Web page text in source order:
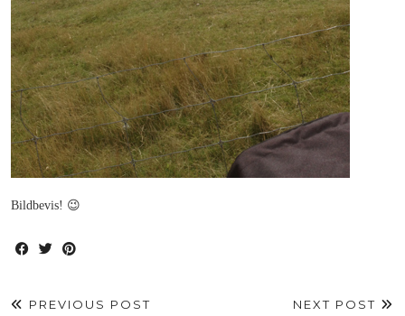
Bildbevis! 😉
PREVIOUS POST
NEXT POST